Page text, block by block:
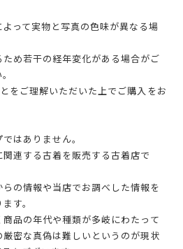
って実物と写真の色味が異なる場
め若干の経年変化がある場合がご
をご理解いただいた上でご購入をお
はありません。
連する古着を販売する古着店で
の情報や当店でお調べした情報を
す。
品の年代や種類が多岐にわたって
密な真偽は難しいというのが現状